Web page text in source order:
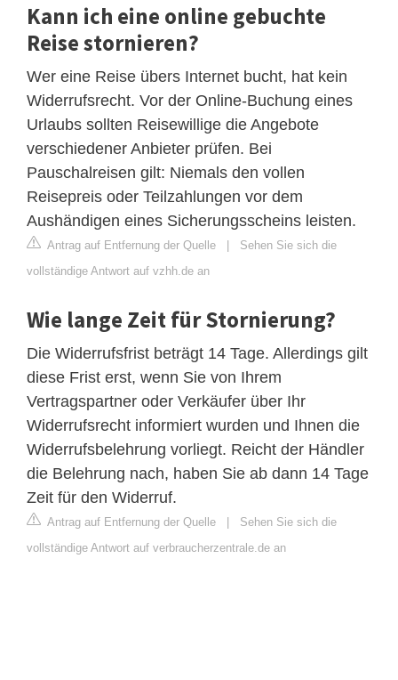
Kann ich eine online gebuchte
Reise stornieren?
Wer eine Reise übers Internet bucht, hat kein
Widerrufsrecht. Vor der Online-Buchung eines
Urlaubs sollten Reisewillige die Angebote
verschiedener Anbieter prüfen. Bei
Pauschalreisen gilt: Niemals den vollen
Reisepreis oder Teilzahlungen vor dem
Aushändigen eines Sicherungsscheins leisten.
Antrag auf Entfernung der Quelle | Sehen Sie sich die
vollständige Antwort auf vzhh.de an
Wie lange Zeit für Stornierung?
Die Widerrufsfrist beträgt 14 Tage. Allerdings gilt
diese Frist erst, wenn Sie von Ihrem
Vertragspartner oder Verkäufer über Ihr
Widerrufsrecht informiert wurden und Ihnen die
Widerrufsbelehrung vorliegt. Reicht der Händler
die Belehrung nach, haben Sie ab dann 14 Tage
Zeit für den Widerruf.
Antrag auf Entfernung der Quelle | Sehen Sie sich die
vollständige Antwort auf verbraucherzentrale.de an